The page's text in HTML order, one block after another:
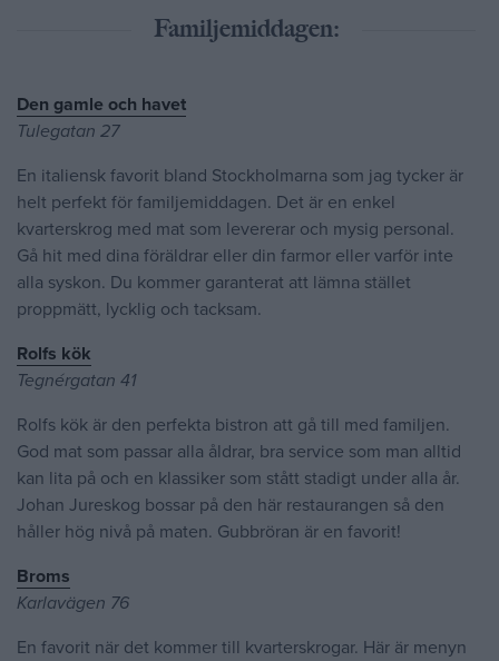
Familjemiddagen:
Den gamle och havet
Tulegatan 27
En italiensk favorit bland Stockholmarna som jag tycker är
helt perfekt för familjemiddagen. Det är en enkel
kvarterskrog med mat som levererar och mysig personal.
Gå hit med dina föräldrar eller din farmor eller varför inte
alla syskon. Du kommer garanterat att lämna stället
proppmätt, lycklig och tacksam.
Rolfs kök
Tegnérgatan 41
Rolfs kök är den perfekta bistron att gå till med familjen.
God mat som passar alla åldrar, bra service som man alltid
kan lita på och en klassiker som stått stadigt under alla år.
Johan Jureskog bossar på den här restaurangen så den
håller hög nivå på maten. Gubbröran är en favorit!
Broms
Karlavägen 76
En favorit när det kommer till kvarterskrogar. Här är menyn